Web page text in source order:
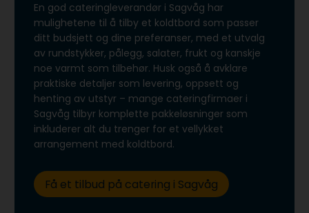
En god cateringleverandør i Sagvåg har
mulighetene til å tilby et koldtbord som passer
ditt budsjett og dine preferanser, med et utvalg
av rundstykker, pålegg, salater, frukt og kanskje
noe varmt som tilbehør. Husk også å avklare
praktiske detaljer som levering, oppsett og
henting av utstyr – mange cateringfirmaer i
Sagvåg tilbyr komplette pakkeløsninger som
inkluderer alt du trenger for et vellykket
arrangement med koldtbord.
Få et tilbud på catering i Sagvåg